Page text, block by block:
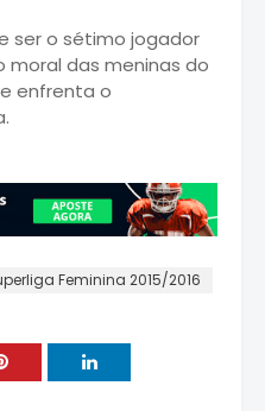
ser o sétimo jogador
moral das meninas do
enfrenta o
Feminina 2015/2016